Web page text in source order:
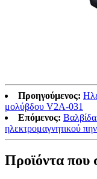
Προηγούμενος:
μολύβδου V2A-031
Επόμενος:
ηλεκτρομαγνητικού
Προϊόντα που